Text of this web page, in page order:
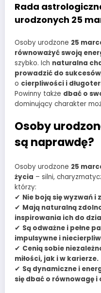
Rada
urodzonych 25
Osoby urodzone 25
równoważyć swoją
szybko. Ich naturalna
prowadzić do sukcesów
o cierpliwości i
Powinny także dbać o
dominujący charakter
Osoby
są naprawdę?
Osoby urodzone 25
życia – silni,
którzy:
✔ Nie boją się wyzwań i
✔ Mają naturalną
inspirowania ich do
✔ Są odważne i pełne
impulsywne i
✔ Cenią sobie
miłości, jak i w karierze.
✔ Są dynamiczne i
się dbać o równowagę